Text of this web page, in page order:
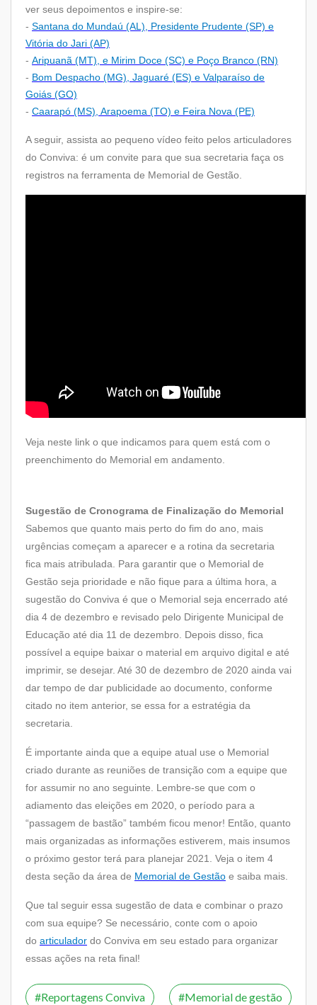
ver seus depoimentos e inspire-se:
- Santana do Mundaú (AL), Presidente Prudente (SP) e
Vitória do Jari (AP)
- Aripuanã (MT), e Mirim Doce (SC) e Poço Branco (RN)
- Bom Despacho (MG), Jaguaré (ES) e Valparaíso de
Goiás (GO)
- Caarapó (MS), Arapoema (TO) e Feira Nova (PE)
A seguir, assista ao pequeno vídeo feito pelos articuladores
do Conviva: é um convite para que sua secretaria faça os
registros na ferramenta de Memorial de Gestão.
Veja neste link o que indicamos para quem está com o
preenchimento do Memorial em andamento.
Sugestão de Cronograma de Finalização do Memorial
Sabemos que quanto mais perto do fim do ano, mais
urgências começam a aparecer e a rotina da secretaria
fica mais atribulada. Para garantir que o Memorial de
Gestão seja prioridade e não fique para a última hora, a
sugestão do Conviva é que o Memorial seja encerrado até
dia 4 de dezembro e revisado pelo Dirigente Municipal de
Educação até dia 11 de dezembro. Depois disso, fica
possível a equipe baixar o material em arquivo digital e até
imprimir, se desejar. Até 30 de dezembro de 2020 ainda vai
dar tempo de dar publicidade ao documento, conforme
citado no item anterior, se essa for a estratégia da
secretaria.
É importante ainda que a equipe atual use o Memorial
criado durante as reuniões de transição com a equipe que
for assumir no ano seguinte. Lembre-se que com o
adiamento das eleições em 2020, o período para a
“passagem de bastão” também ficou menor! Então, quanto
mais organizadas as informações estiverem, mais insumos
o próximo gestor terá para planejar 2021. Veja o item 4
desta seção da área de Memorial de Gestão e saiba mais.
Que tal seguir essa sugestão de data e combinar o prazo
com sua equipe? Se necessário, conte com o apoio
do articulador do Conviva em seu estado para organizar
essas ações na reta final!
Reportagens Conviva Memorial de gestão